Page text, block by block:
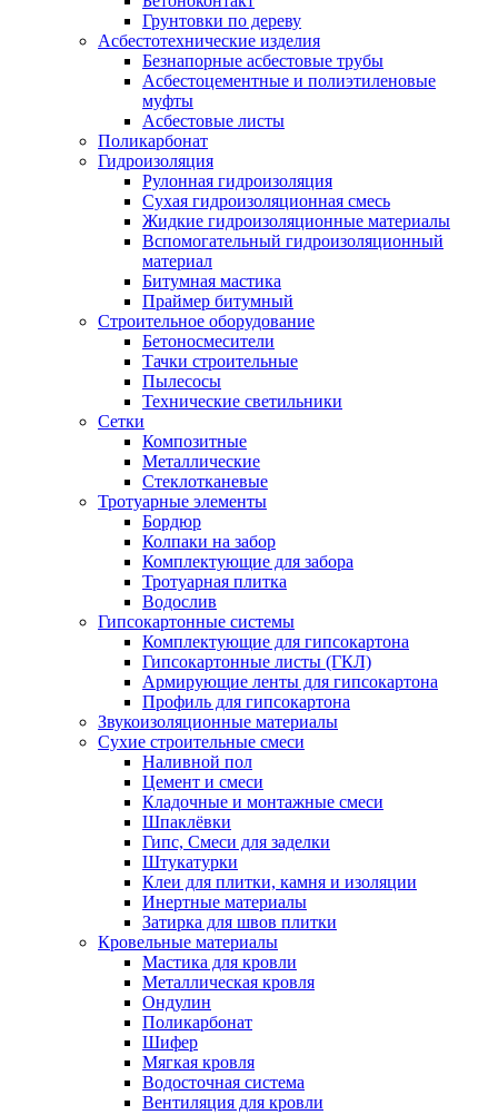
Грунтовки по дереву
Асбестотехнические изделия
Безнапорные асбестовые трубы
Асбестоцементные и полиэтиленовые
муфты
Асбестовые листы
Поликарбонат
Гидроизоляция
Рулонная гидроизоляция
Сухая гидроизоляционная смесь
Жидкие гидроизоляционные материалы
Вспомогательный гидроизоляционный
материал
Битумная мастика
Праймер битумный
Строительное оборудование
Бетоносмесители
Тачки строительные
Пылесосы
Технические светильники
Сетки
Композитные
Металлические
Стеклотканевые
Тротуарные элементы
Бордюр
Колпаки на забор
Комплектующие для забора
Тротуарная плитка
Водослив
Гипсокартонные системы
Комплектующие для гипсокартона
Гипсокартонные листы (ГКЛ)
Армирующие ленты для гипсокартона
Профиль для гипсокартона
Звукоизоляционные материалы
Сухие строительные смеси
Наливной пол
Цемент и смеси
Кладочные и монтажные смеси
Шпаклёвки
Гипс, Смеси для заделки
Штукатурки
Клеи для плитки, камня и изоляции
Инертные материалы
Затирка для швов плитки
Кровельные материалы
Мастика для кровли
Металлическая кровля
Ондулин
Поликарбонат
Шифер
Мягкая кровля
Водосточная система
Вентиляция для кровли